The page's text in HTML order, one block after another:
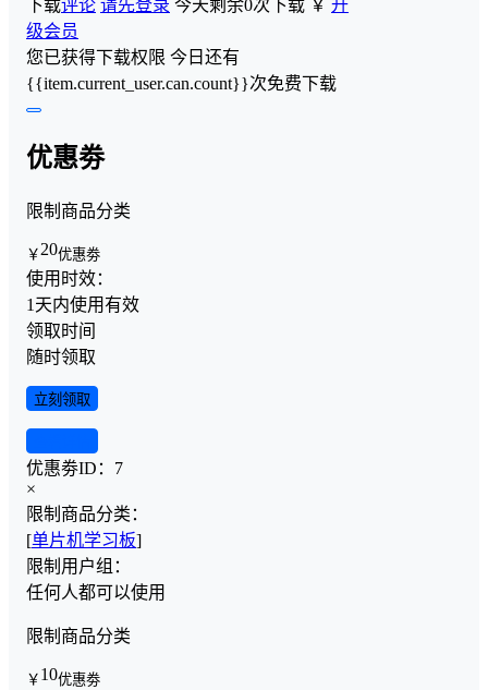
下载评论 请先登录 今天剩余0次下载 ￥ 升
级会员
您已获得下载权限 今日还有
{{item.current_user.can.count}}次免费下载
优惠劵
限制商品分类
￥ 20优惠劵
使用时效：
1天内使用有效
领取时间
随时领取
立刻领取
优惠劵ID： 7
×
限制商品分类：
[单片机学习板]
限制用户组：
任何人都可以使用
限制商品分类
￥ 10优惠劵